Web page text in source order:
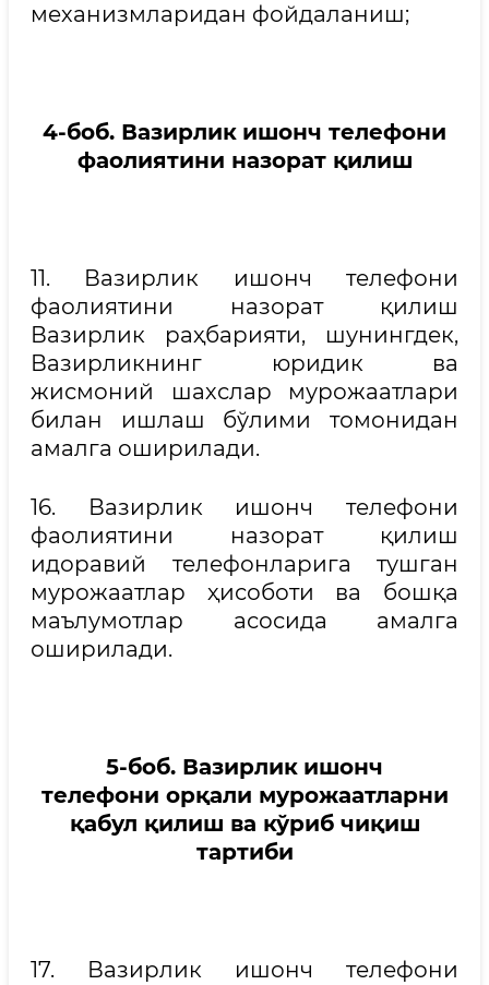
механизмларидан фойдаланиш;
4-боб. Вазирлик ишонч телефони
фаолиятини назорат қилиш
11. Вазирлик ишонч телефони
фаолиятини назорат қилиш
Вазирлик раҳбарияти, шунингдек,
Вазирликнинг юридик ва
жисмоний шахслар мурожаатлари
билан ишлаш бўлими томонидан
амалга оширилади.
16. Вазирлик ишонч телефони
фаолиятини назорат қилиш
идоравий телефонларига тушган
мурожаатлар ҳисоботи ва бошқа
маълумотлар асосида амалга
оширилади.
5-боб. Вазирлик ишонч
телефони орқали мурожаатларни
қабул қилиш ва кўриб чиқиш
тартиби
17. Вазирлик ишонч телефони